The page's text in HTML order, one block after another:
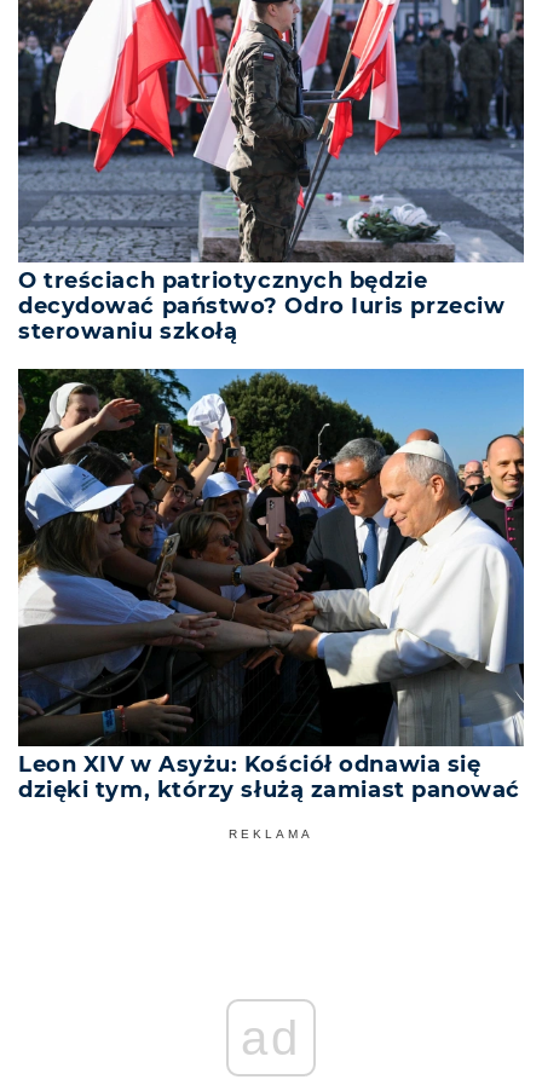
O treściach patriotycznych będzie
decydować państwo? Odro Iuris przeciw
sterowaniu szkołą
Leon XIV w Asyżu: Kościół odnawia się
dzięki tym, którzy służą zamiast panować
REKLAMA
ad